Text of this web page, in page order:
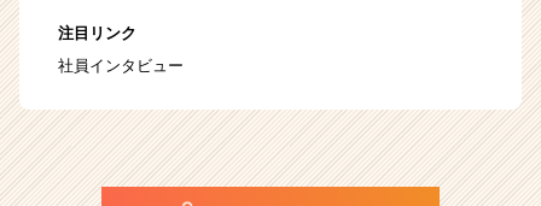
注目リンク
社員インタビュー